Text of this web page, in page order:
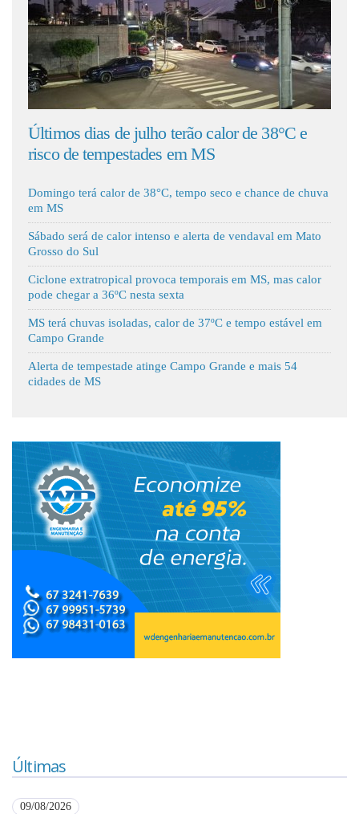
Fale Conosco
terão calor de 38°C e
em MS
Tempestades se
cidades de MS podem
Domingo terá calor de 38°C, tempo seco e chance de chuva
em MS
Sábado será de calor intenso e alerta de vendaval em Mato
Grosso do Sul
Ciclone extratropical provoca temporais em MS, mas calor
pode chegar a 36ºC nesta sexta
MS terá chuvas isoladas, calor de 37ºC e tempo estável em
Campo Grande
Alerta de tempestade atinge Campo Grande e mais 54
cidades de MS
Últimas
09/08/2026